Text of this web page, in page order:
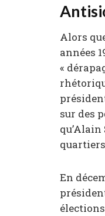
Alors
années
«
sur des
En